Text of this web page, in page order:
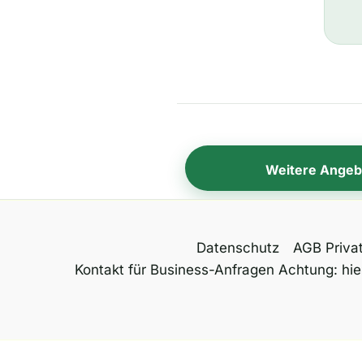
Weitere
Datenschutz AGB
Kontakt für Business-Anfragen Achtung: